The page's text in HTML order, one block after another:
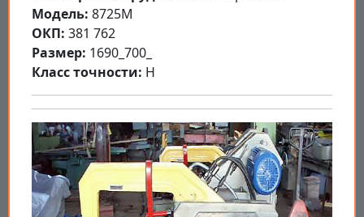
Модель: 8725М
ОКП: 381 762
Размер: 1690_700_
Класс точности: Н